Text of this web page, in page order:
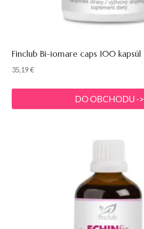
Finclub Bi-iomare caps 100 kapsúl
35,19€
DO OBCHODU ->